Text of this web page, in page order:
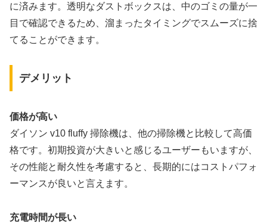
に済みます。透明なダストボックスは、中のゴミの量が一
目で確認できるため、溜まったタイミングでスムーズに捨
てることができます。
デメリット
価格が高い
ダイソン v10 fluffy 掃除機は、他の掃除機と比較して高価
格です。初期投資が大きいと感じるユーザーもいますが、
その性能と耐久性を考慮すると、長期的にはコストパフォ
ーマンスが良いと言えます。
充電時間が長い